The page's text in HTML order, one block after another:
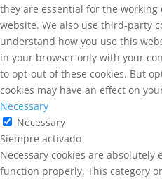
they are essential for the
website. We also use third-party
understand how you use this
in your browser only with your
to opt-out of these cookies. But
cookies may have an effect on
Necessary
Necessary
Siempre activado
Necessary cookies are
function properly. This category